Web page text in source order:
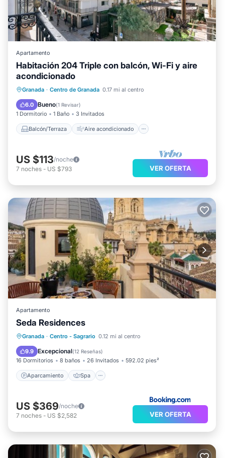
Apartamento
Habitación 204 Triple con balcón, Wi-Fi y aire
acondicionado
Granada · Centro de Granada 0.17 mi al centro
6.0 Bueno(1 Revisar)
1 Dormitorio 1 Baño 3 Invitados
Balcón/Terraza Aire acondicionado
Balcón/Terraza
Aire acondicionado
Internet
US $113/noche
7 noches - US $793 VER OFERTA
Apartamento
Seda Residences
Granada · Centro - Sagrario 0.12 mi al centro
9.9 Excepcional(12 Reseñas)
16 Dormitorios 8 baños 26 Invitados 592.02 pies²
Aparcamiento Spa
Aparcamiento Spa
Balcón/Terraza
Aire acondicionado
US $369/noche
7 noches - US $2,582 VER OFERTA